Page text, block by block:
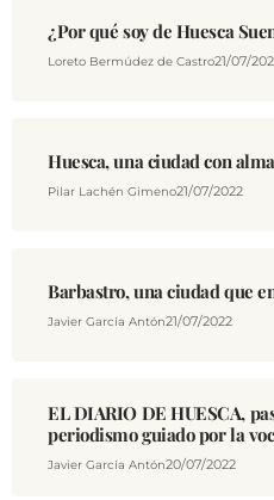
¿Por qué soy de Huesca
Loreto Bermúdez de Castro21/07/
Huesca, una ciudad con alma
Pilar Lachén Gimeno21/07/2022
Barbastro, una ciudad que
Javier García Antón21/07/2022
EL DIARIO DE HUESCA,
periodismo guiado por la
Javier García Antón20/07/2022